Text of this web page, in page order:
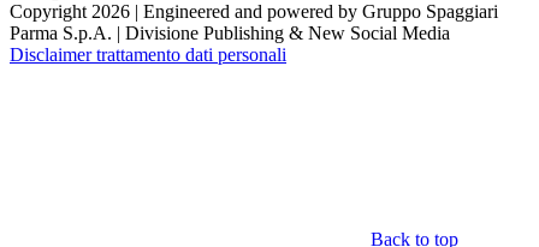
Copyright 2026 | Engineered and powered by Gruppo Spaggiari
Parma S.p.A. | Divisione Publishing & New Social Media
Disclaimer trattamento dati personali
Back to top